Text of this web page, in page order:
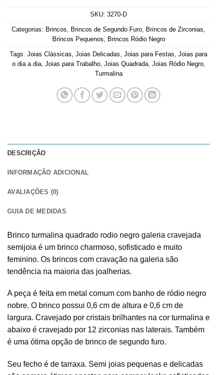
SKU: 3270-D
Categorias: Brincos Brincos de Segundo Furo Brincos de Zirconias
Brincos Pequenos
Brincos Ródio Negro
Tags: Joias Clássicas Joias Delicadas Joias para Festas Joias para
o dia a dia, Joias para Trabalho, Joias Quadrada, Joias Ródio Negro,
Turmalina
DESCRIÇÃO
INFORMAÇÃO ADICIONAL
AVALIAÇÕES (0)
GUIA DE MEDIDAS
Brinco turmalina quadrado rodio negro galeria cravejada
semijoia é um brinco charmoso, sofisticado e muito
feminino. Os brincos com cravação na galeria são
tendência na maioria das joalherias.
A peça é feita em metal comum com banho de ródio negro
nobre. O brinco possui 0,6 cm de altura e 0,6 cm de
largura. Cravejado por cristais brilhantes na cor turmalina e
abaixo é cravejado por 12 zirconias nas laterais. Também
é uma ótima opção de brinco de segundo furo.
Seu fecho é de tarraxa. Semi joias pequenas e delicadas